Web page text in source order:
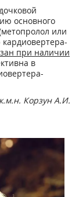
основного
или
при наличии
в
к.м.н. Корзун А.И.